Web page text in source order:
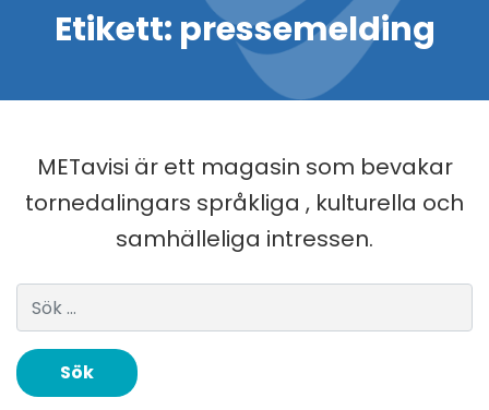
Etikett: pressemelding
METavisi är ett magasin som bevakar
tornedalingars språkliga , kulturella och
samhälleliga intressen.
Sök efter: